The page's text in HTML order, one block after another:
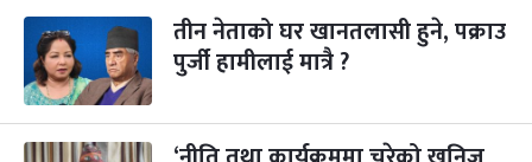
३
मंगल
महानवमी
कार्तिक ३, २०८३-Oct 20, 2026
२ महिना बाँकी
४
बुध कार्तिक ४, २०८३ -Oct 21, 2026
तीन नेताको घर खानतलासी हुने, पक्राउ
पुर्जी हामीलाई मात्रै ?